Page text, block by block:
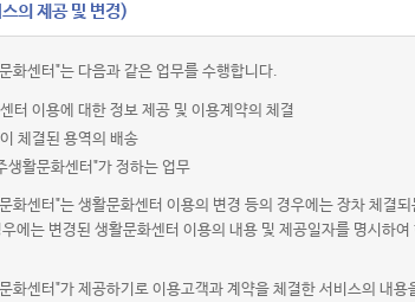
의 제공 및 변경)
화센터"는 다음과 같은 업무를 수행합니다.
터 이용에 대한 정보 제공 및 이용계약의 체결
체결된 용역의 배송
활문화센터"가 정하는 업무
화센터"는 생활문화센터 이용의 변경 등의 경우에는 장차 체결
에는 변경된 생활문화센터 이용의 내용 및 제공일자를 명시하
화센터"가 제공하기로 이용고객과 계약을 체결한 서비스의 내